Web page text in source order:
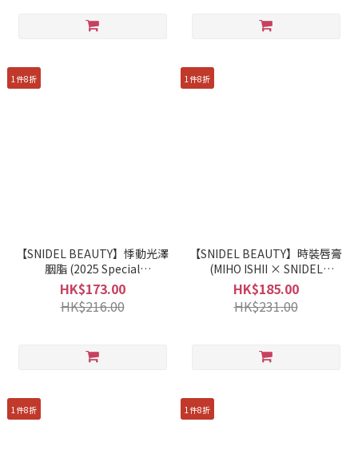
1件8折
【SNIDEL BEAUTY】悸動光澤
胭脂 (2025 Special
Collection)
HK$173.00
HK$216.00
1件8折
【SNIDEL BEAUTY】時裝唇膏
(MIHO ISHII × SNIDEL
BEAUTY)
HK$185.00
HK$231.00
1件8折 1件8折